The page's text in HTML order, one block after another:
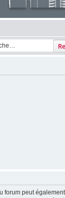
forum peut